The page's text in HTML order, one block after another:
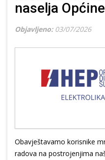
naselja
Objavljeno: 03/07/2026
Obavještavamo korisnike
radova na postrojenjima